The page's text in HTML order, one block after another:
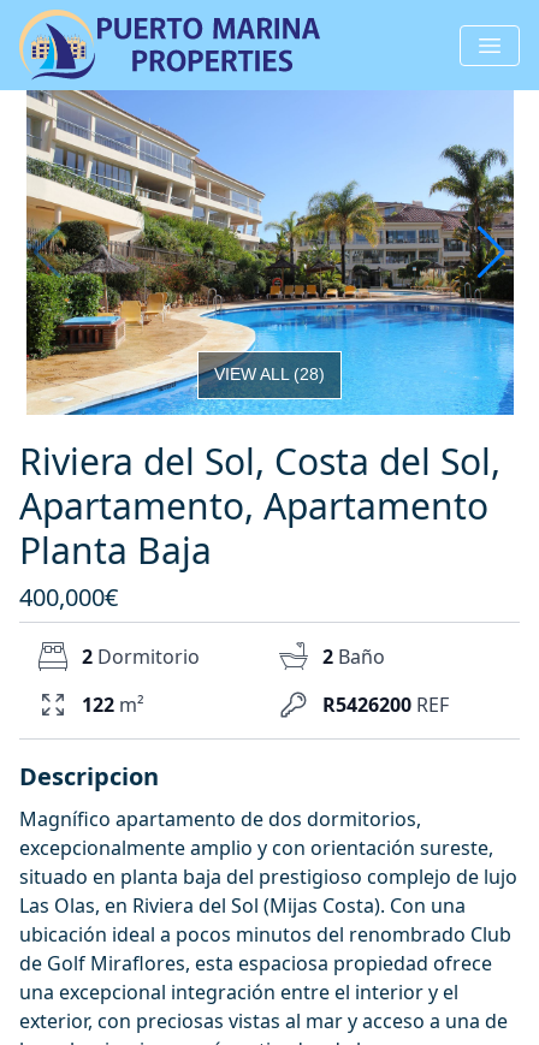
VIEW ALL(28)
Riviera del Sol, Costa del Sol,
Apartamento, Apartamento
Planta Baja
400,000€
R5426200 REF
2 Dormitorio 2 Baño
122 m²
Descripcion
Magnífico apartamento de dos dormitorios,
excepcionalmente amplio y con orientación sureste,
situado en planta baja del prestigioso complejo de lujo
Las Olas, en Riviera del Sol (Mijas Costa). Con una
ubicación ideal a pocos minutos del renombrado Club
de Golf Miraflores, esta espaciosa propiedad ofrece
una excepcional integración entre el interior y el
exterior, con preciosas vistas al mar y acceso a una de